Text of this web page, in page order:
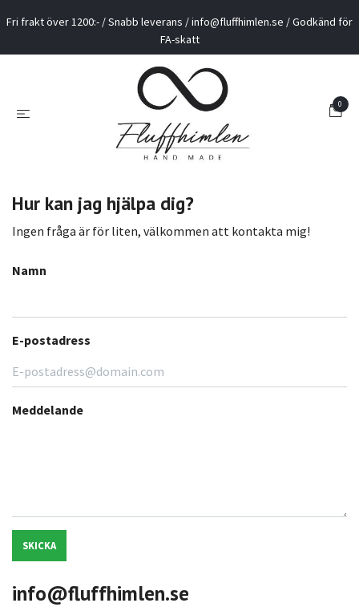
Fri frakt över 1200:- / Snabb leverans /info@fluffhimlen.se / Godkänd för
FA-skatt
0
Hur kan jag hjälpa dig?
Ingen fråga är för liten, välkommen att kontakta mig!
Namn
E-postadress
Meddelande
SKICKA
info@fluffhimlen.se